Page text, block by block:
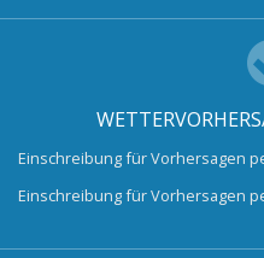
Einschreibung für Vorhersagen
Einschreibung für Vorhersagen